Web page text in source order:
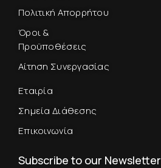
Πολιτική Απορρήτου
Όροι &
Προϋποθέσεις
Αίτηση Συνεργασίας
Εταιρία
Σημεία Διάθεσης
Επικοινωνία
Subscribe to our Newsletter